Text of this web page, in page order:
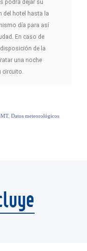
podrá dejar su
del hotel hasta la
día para así
En caso de
de la
una noche
circuito.
Datos meteorológicos